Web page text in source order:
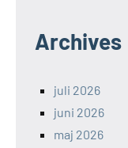
Archives
juli 2026
juni 2026
maj 2026